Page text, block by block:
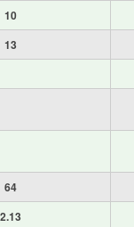
10
13
64
2.13